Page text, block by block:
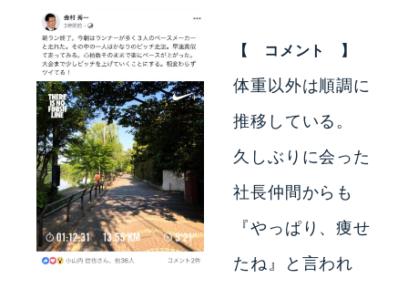
【 コメント 】
体重以外は順調に
推移している。
久しぶりに会った
社長仲間からも
『やっぱり、痩せ
たね』と言われ